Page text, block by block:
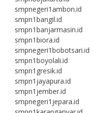
smpnegeri1ambon.id
smpn1bangil.id
smpn1banjarmasin.id
smpn1biora.id
smpnegeri1bobotsari.id
smpn1boyolali.id
smpn1gresik.id
smpn1jayapura.id
smpn1jember.id
smpnegeri1jepara.id